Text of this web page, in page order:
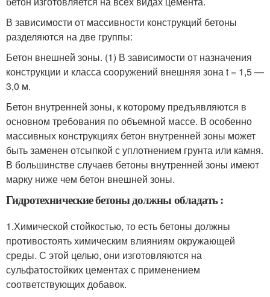
В зависимости от массивности конструкций бетоны
разделяются на две группы:
Бетон внешней зоны. (1) В зависимости от назначения
конструкции и класса сооружений внешняя зона t = 1,5 —
3,0 м.
Бетон внутренней зоны, к которому предъявляются в
основном требования по объемной массе. В особенно
массивных конструкциях бетон внутренней зоны может
быть заменен отсыпкой с уплотнением грунта или камня.
В большинстве случаев бетоны внутренней зоны имеют
марку ниже чем бетон внешней зоны.
Гидротехнические бетоны должны обладать :
1.Химической стойкостью, то есть бетоны должны
противостоять химическим влияниям окружающей
среды. С этой целью, они изготовляются на
сульфатостойких цементах с применением
соответствующих добавок.